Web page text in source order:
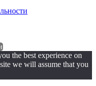
the best experience on
we will assume that you